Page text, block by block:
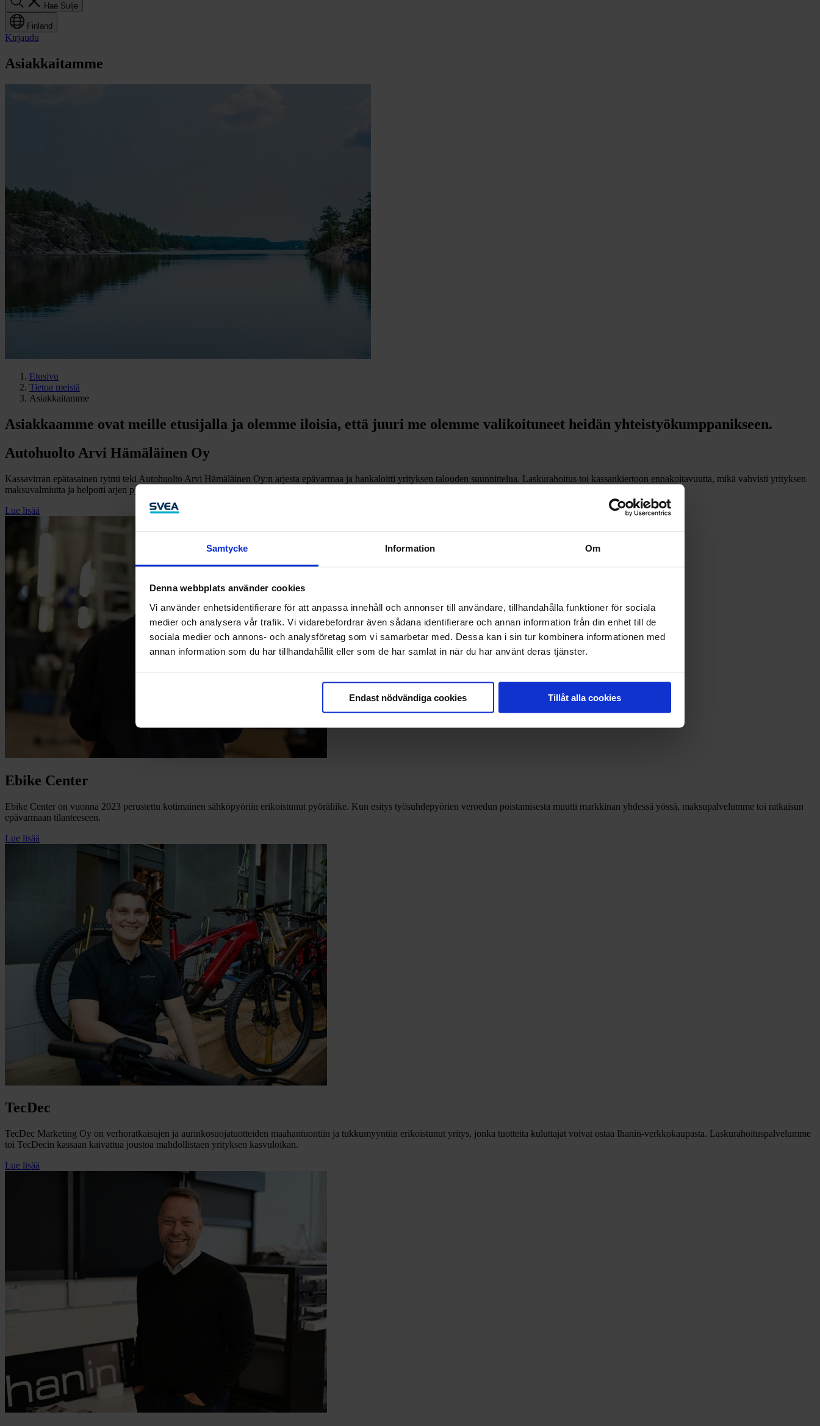
Samtycke Information Om
Denna webbplats använder cookies
Vi använder enhetsidentifierare för att anpassa innehåll och annonser till användare, tillhandahålla funktioner för sociala
medier och analysera vår trafik. Vi vidarebefordrar även sådana identifierare och annan information från din enhet till de
sociala medier och annons- och analysföretag som vi samarbetar med. Dessa kan i sin tur kombinera informationen med
annan information som du har tillhandahållit eller som de har samlat in när du har använt deras tjänster.
Endast nödvändiga cookies Tillåt alla cookies
Hae Sulje
Finland
Kirjaudu
Asiakkaitamme
Etusivu
Tietoa meistä
Asiakkaitamme
Asiakkaamme ovat meille etusijalla ja olemme iloisia, että juuri me olemme valikoituneet heidän yhteistyökumppanikseen.
Autohuolto Arvi Hämäläinen Oy
Kassavirran epätasainen rytmi teki Autohuolto Arvi Hämäläinen Oy:n arjesta epävarmaa ja hankaloitti yrityksen talouden suunnittelua. Laskurahoitus toi kassankiertoon ennakoitavuutta, mikä vahvisti yrityksen
maksuvalmiutta ja helpotti arjen pyörittämistä.
Lue lisää
Ebike Center
Ebike Center on vuonna 2023 perustettu kotimainen sähköpyöriin erikoistunut pyöräliike. Kun esitys työsuhdepyörien veroedun poistamisesta muutti markkinan yhdessä yössä, maksupalvelumme toi ratkaisun
epävarmaan tilanteeseen.
Lue lisää
TecDec
TecDec Marketing Oy on verhoratkaisujen ja aurinkosuojatuotteiden maahantuontiin ja tukkumyyntiin erikoistunut yritys, jonka tuotteita kuluttajat voivat ostaa Ihanin-verkkokaupasta. Laskurahoituspalvelumme
toi TecDecin kassaan kaivattua joustoa mahdollistaen yrityksen kasvuloikan.
Lue lisää